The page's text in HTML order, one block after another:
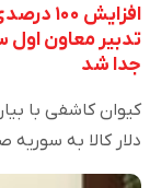
تدبیر معاون اول
جدا شد
دلار کالا به سوریه